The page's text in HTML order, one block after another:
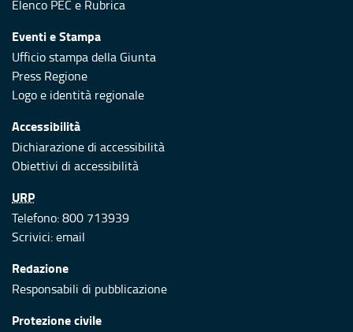
Elenco PEC e Rubrica
Eventi e Stampa
Ufficio stampa della Giunta
Press Regione
Logo e identità regionale
Accessibilità
Dichiarazione di accessibilità
Obiettivi di accessibilità
URP
Telefono: 800 713939
Scrivici:email
Redazione
Responsabili di pubblicazione
Protezione civile